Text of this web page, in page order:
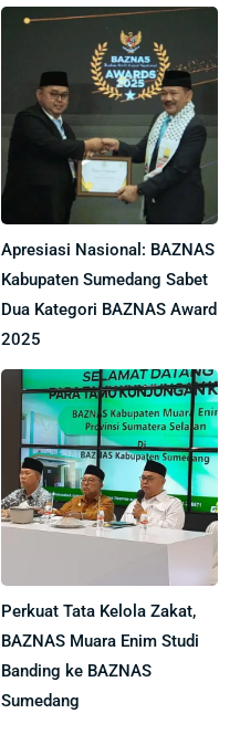
Apresiasi Nasional: BAZNAS
Kabupaten Sumedang Sabet
Dua Kategori BAZNAS Award
2025
Perkuat Tata Kelola Zakat,
BAZNAS Muara Enim Studi
Banding ke BAZNAS
Sumedang